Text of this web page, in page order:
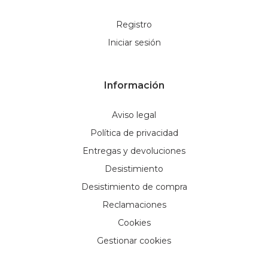
Registro
Iniciar sesión
Información
Aviso legal
Política de privacidad
Entregas y devoluciones
Desistimiento
Desistimiento de compra
Reclamaciones
Cookies
Gestionar cookies